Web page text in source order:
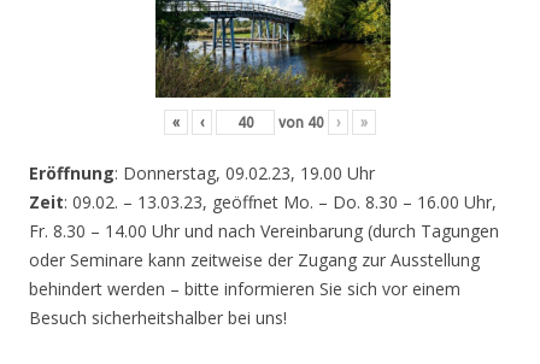
« ‹ von 40 › »
Eröffnung: Donnerstag, 09.02.23, 19.00 Uhr
Zeit: 09.02. – 13.03.23, geöffnet Mo. – Do. 8.30 – 16.00 Uhr,
Fr. 8.30 – 14.00 Uhr und nach Vereinbarung (durch Tagungen
oder Seminare kann zeitweise der Zugang zur Ausstellung
behindert werden – bitte informieren Sie sich vor einem
Besuch sicherheitshalber bei uns!